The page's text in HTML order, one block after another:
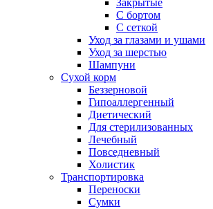
Закрытые
С бортом
С сеткой
Уход за глазами и ушами
Уход за шерстью
Шампуни
Сухой корм
Беззерновой
Гипоаллергенный
Диетический
Для стерилизованных
Лечебный
Повседневный
Холистик
Транспортировка
Переноски
Сумки